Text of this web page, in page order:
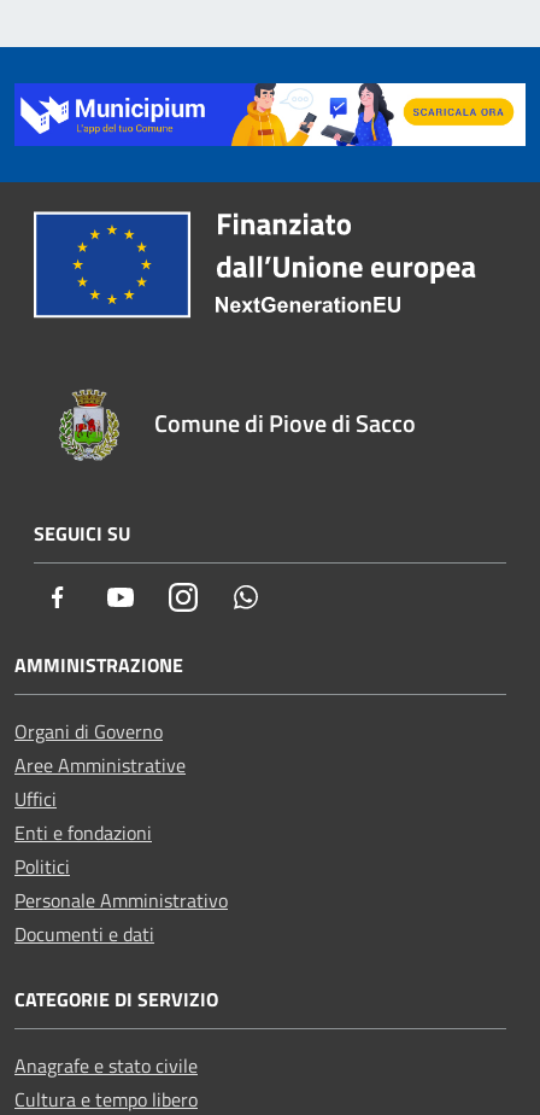
Comune di Piove di Sacco
SEGUICI SU
Facebook YoutubeInstagram
AMMINISTRAZIONE
Organi di Governo
Aree Amministrative
Uffici
Enti e fondazioni
Politici
Personale Amministrativo
Documenti e dati
CATEGORIE DI SERVIZIO
Anagrafe e stato civile
Cultura e tempo libero